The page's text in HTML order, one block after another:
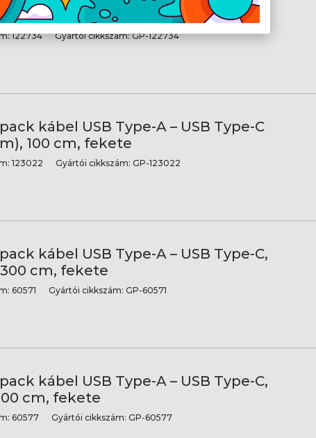
100 cm, fehér
122734 Gyártói cikkszám:GP-122734
kábel USB Type-A – USB Type-C
100 cm, fekete
123022 Gyártói cikkszám: GP-123022
kábel USB Type-A – USB Type-C,
cm, fekete
60571 Gyártói cikkszám: GP-60571
kábel USB Type-A – USB Type-C,
cm, fekete
60577 Gyártói cikkszám: GP-60577